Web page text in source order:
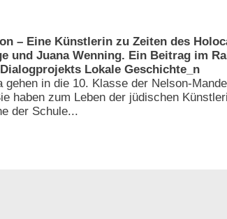
– Eine Künstlerin zu Zeiten des
und Juana Wenning. Ein Beitrag im
Lokale Geschichte_n
gehen in die 10. Klasse der Nelson-
haben zum Leben der jüdischen
der Schule...